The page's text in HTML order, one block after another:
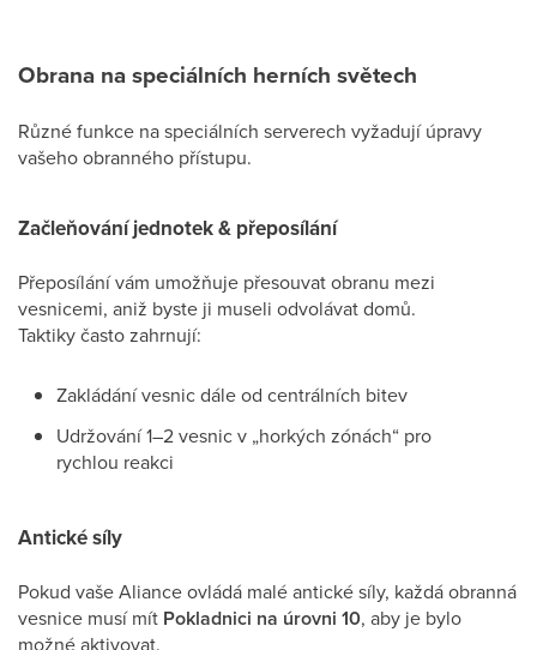
Obrana na speciálních herních světech
Různé funkce na speciálních serverech vyžadují úpravy
vašeho obranného přístupu.
Začleňování jednotek & přeposílání
Přeposílání vám umožňuje přesouvat obranu mezi
vesnicemi, aniž byste ji museli odvolávat domů.
Taktiky často zahrnují:
Zakládání vesnic dále od centrálních bitev
Udržování 1–2 vesnic v „horkých zónách“ pro
rychlou reakci
Antické síly
Pokud vaše Aliance ovládá malé antické síly, každá obranná
vesnice musí mít Pokladnici na úrovni 10, aby je bylo
možné aktivovat.